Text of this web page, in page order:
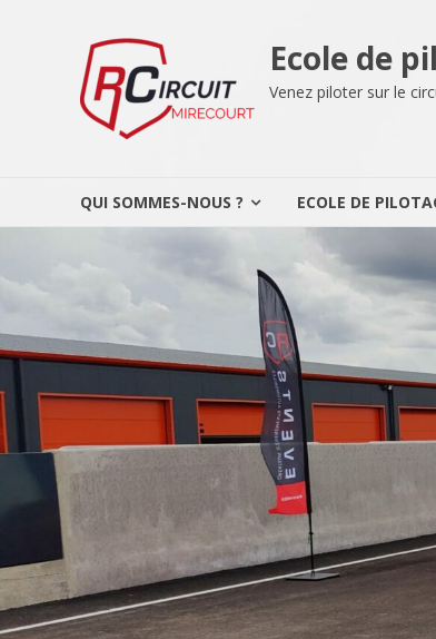
Ecole de
Venez piloter sur le
QUI SOMMES-NOUS ? ECOLE DE